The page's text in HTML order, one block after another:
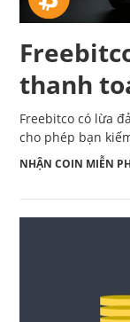
thanh
Freebitco có lừa
cho phép bạn
NHẬN COIN MIỄN